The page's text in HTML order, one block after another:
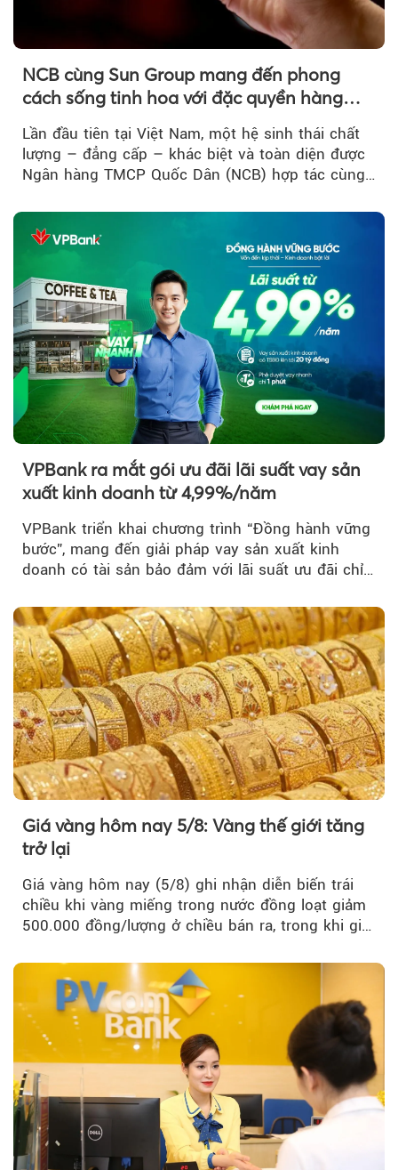
NCB cùng Sun Group mang đến phong
cách sống tinh hoa với đặc quyền hàng
Lần đầu tiên tại Việt Nam, một hệ sinh thái chất
lượng – đẳng cấp – khác biệt và toàn diện được
Ngân hàng TMCP Quốc Dân (NCB) hợp tác cùng
VPBank ra mắt gói ưu đãi lãi suất vay sản
xuất kinh doanh từ 4,99%/năm
VPBank triển khai chương trình “Đồng hành vững
bước”, mang đến giải pháp vay sản xuất kinh
doanh có tài sản bảo đảm với lãi suất ưu đãi chỉ
Giá vàng hôm nay 5/8: Vàng thế giới tăng
trở lại
Giá vàng hôm nay (5/8) ghi nhận diễn biến trái
chiều khi vàng miếng trong nước đồng loạt giảm
500.000 đồng/lượng ở chiều bán ra, trong khi giá
thương hiệu.